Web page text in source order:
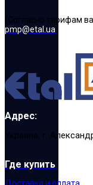
(Cогласно тарифам
pmp@etal.ua
Адрес:
Украина, г.
Где купить
Доставка и оплата